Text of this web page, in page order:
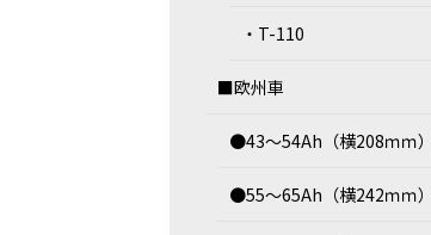
・T-110
■欧州車
●43～54Ah（横208ｍｍ）
●55～65Ah（横242ｍｍ）